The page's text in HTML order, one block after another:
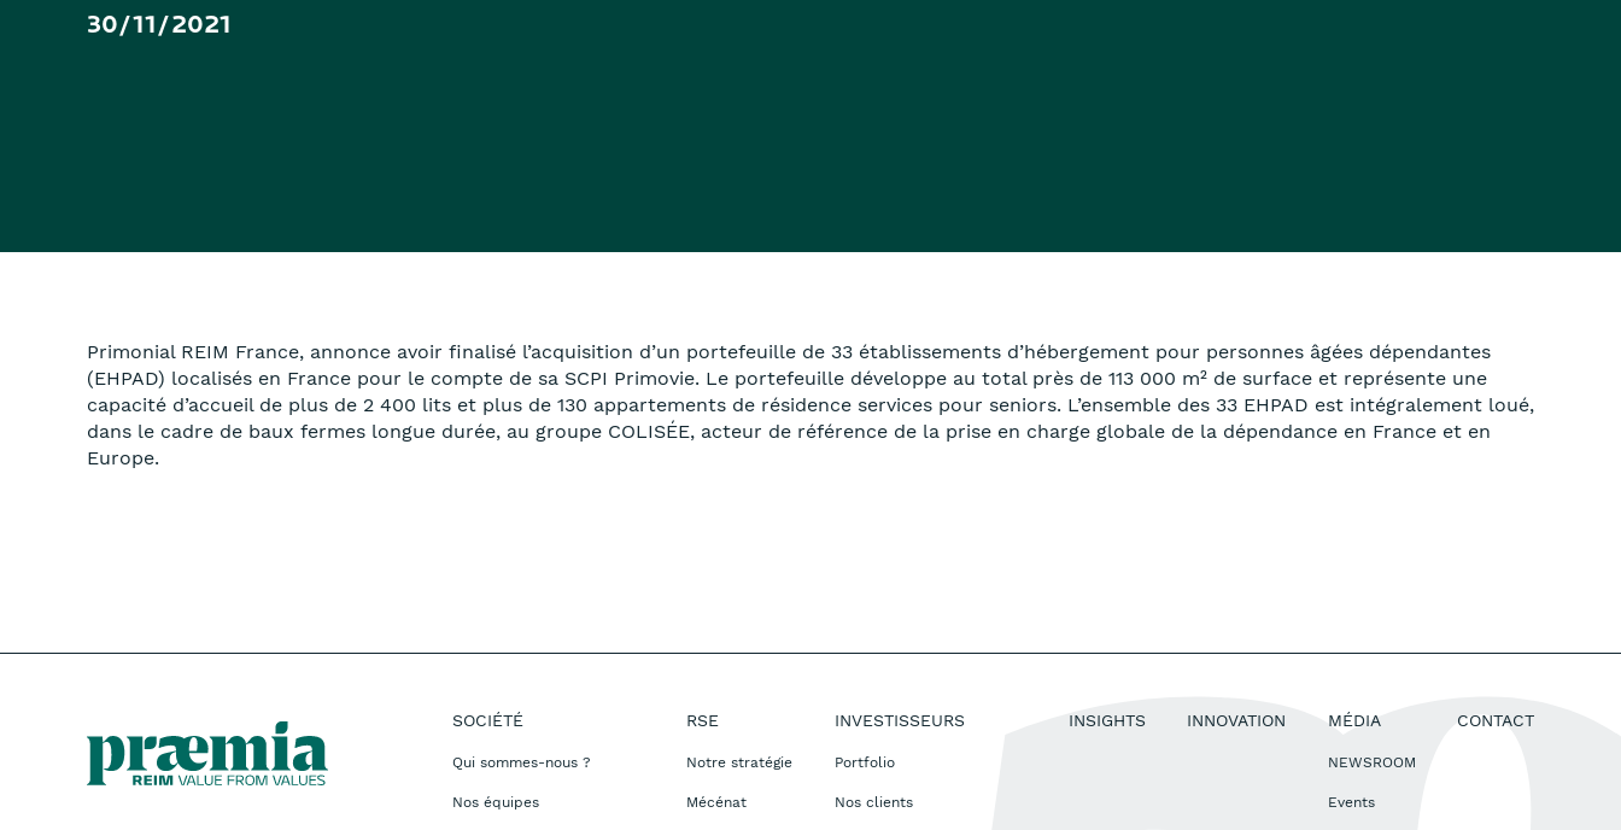
30/11/2021
Primonial REIM France, annonce avoir finalisé l’acquisition d’un portefeuille de 33 établissements d’hébergement pour personnes âgées dépendantes
(EHPAD) localisés en France pour le compte de sa SCPI Primovie. Le portefeuille développe au total près de 113 000 m² de surface et représente une
capacité d’accueil de plus de 2 400 lits et plus de 130 appartements de résidence services pour seniors. L’ensemble des 33 EHPAD est intégralement loué,
dans le cadre de baux fermes longue durée, au groupe COLISÉE, acteur de référence de la prise en charge globale de la dépendance en France et en
Europe.
SOCIÉTÉ
Qui sommes-nous ?
Nos équipes
RSE
Notre stratégie
Mécénat
INVESTISSEURS
Portfolio
Nos clients
INSIGHTS INNOVATION MÉDIA
NEWSROOM
Events
CONTACT